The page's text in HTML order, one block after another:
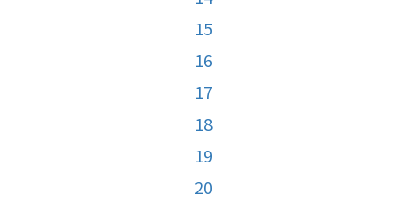
15
16
17
18
19
20